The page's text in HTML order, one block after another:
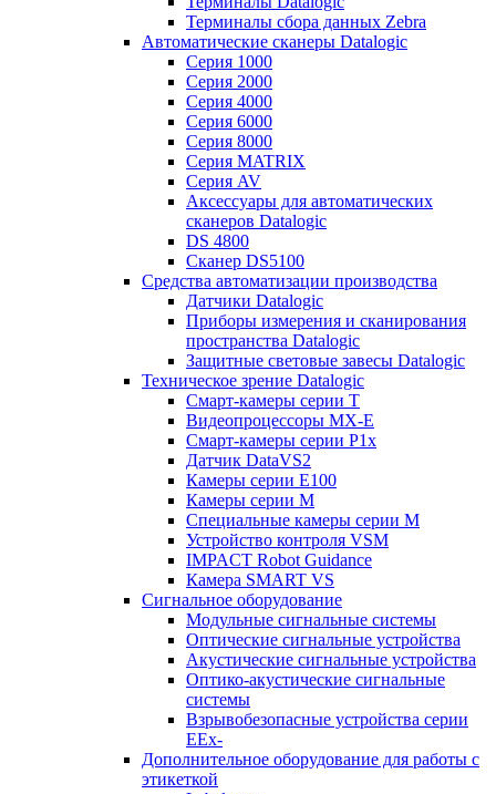
Терминалы сбора данных Zebra
Автоматические сканеры Datalogic
Серия 1000
Серия 2000
Серия 4000
Серия 6000
Серия 8000
Серия MATRIX
Серия AV
Аксессуары для автоматических
сканеров Datalogic
DS 4800
Сканер DS5100
Средства автоматизации производства
Датчики Datalogic
Приборы измерения и сканирования
пространства Datalogic
Защитные световые завесы Datalogic
Техническое зрение Datalogic
Смарт-камеры серии T
Видеопроцессоры MX-E
Смарт-камеры серии P1x
Датчик DataVS2
Камеры серии E100
Камеры серии M
Специальные камеры серии M
Устройство контроля VSM
IMPACT Robot Guidance
Камера SMART VS
Cигнальное оборудование
Модульные сигнальные системы
Оптические сигнальные устройства
Акустические сигнальные устройства
Оптико-акустические сигнальные
системы
Взрывобезопасные устройства серии
EEx-
Дополнительное оборудование для работы с
этикеткой